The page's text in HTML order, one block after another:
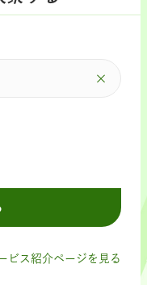
ビス紹介ページを見る